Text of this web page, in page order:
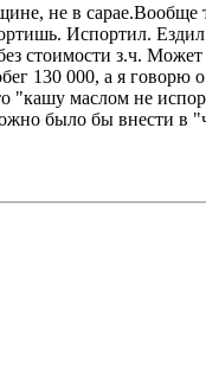
не в сарае.Вообще
Испортил.
стоимости з.ч. Может
130 000, а я говорю
"кашу маслом не
было бы внести